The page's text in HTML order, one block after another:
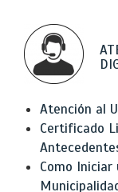
Atención al
Certificado
Como Iniciar